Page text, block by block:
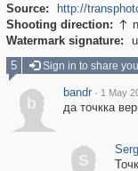
Source:
http://
Shooting direction: 
Watermark signature:
5 Sign in to share
b
bandr · 1 May
да точкка
S